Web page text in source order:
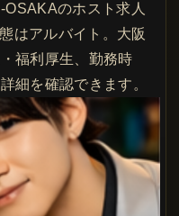
のホスト求人
はアルバイト。大阪
福利厚生、勤務時
細を確認できます。